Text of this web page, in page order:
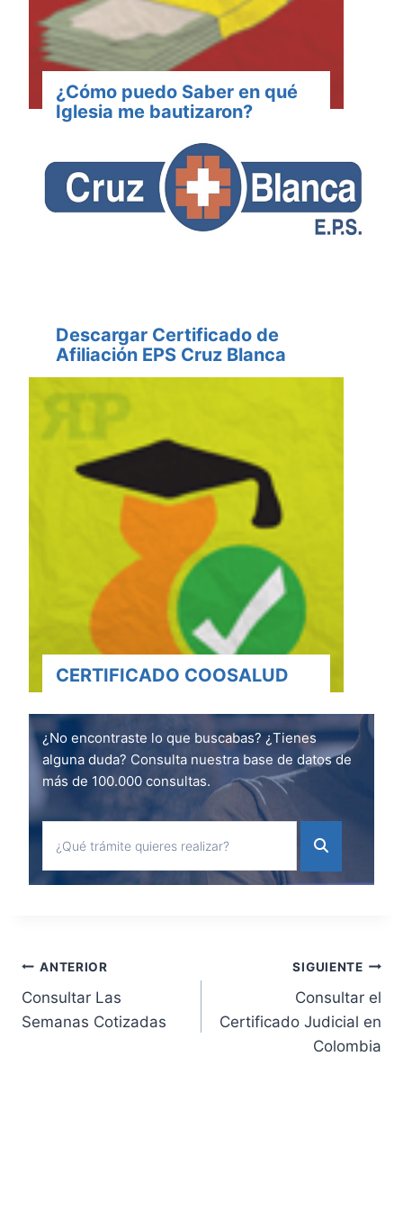
¿Cómo puedo Saber en qué
Iglesia me bautizaron?
Descargar Certificado de
Afiliación EPS Cruz Blanca
CERTIFICADO COOSALUD
¿No encontraste lo que buscabas? ¿Tienes
alguna duda? Consulta nuestra base de datos de
más de 100.000 consultas.
Navegación
de
ANTERIOR
Consultar Las
Semanas Cotizadas
SIGUIENTE
Consultar el
Certificado Judicial en
Colombia